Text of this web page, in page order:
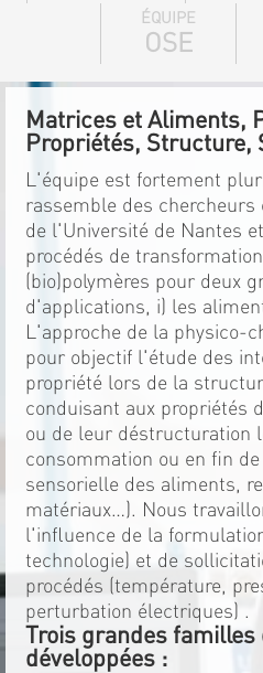
ÉQUIPE
OSE
Matrices et Aliments,
Propriétés, Structure,
L'équipe est fortement
rassemble des chercheurs
de l'Université de Nantes
procédés de
(bio)polymères pour deux
d'applications, i) les
L'approche de la physico-
pour objectif l'étude des
propriété lors de la
conduisant aux propriétés
ou de leur déstructuration
consommation ou en fin
sensorielle des aliments,
matériaux…). Nous
l'influence de la
technologie) et de
procédés (température,
perturbation électriques) .
Trois grandes familles
développées :